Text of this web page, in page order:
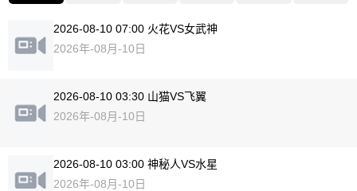
2026-08-10 07:00 火花VS女武神
2026年-08月-10日
2026-08-10 03:30 山猫VS飞翼
2026年-08月-10日
2026-08-10 03:00 神秘人VS水星
2026年-08月-10日